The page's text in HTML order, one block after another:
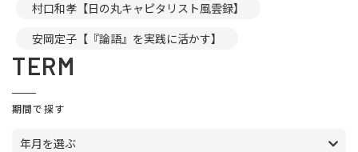
村口和孝【日の丸キャピタリスト風雲録】
安岡定子【『論語』を実践に活かす】
TERM
期間で探す
年月を選ぶ